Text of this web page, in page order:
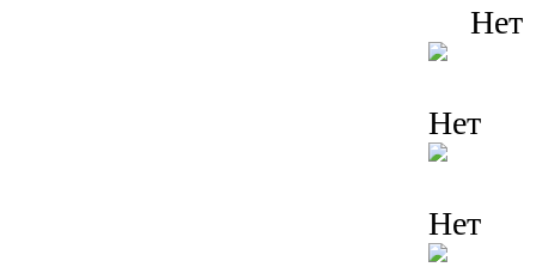
Нет
Нет
Нет